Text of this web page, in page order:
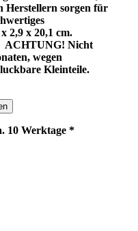
Herstellern sorgen für
2,9 x 20,1 cm.
ACHTUNG! Nicht
wegen
Kleinteile.
10 Werktage *